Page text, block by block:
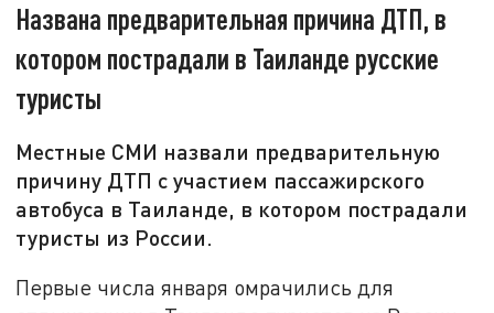
Названа предварительная причина ДТП, в
котором пострадали в Таиланде русские
туристы
Местные СМИ назвали предварительную
причину ДТП с участием пассажирского
автобуса в Таиланде, в котором пострадали
туристы из России.
Первые числа января омрачились для